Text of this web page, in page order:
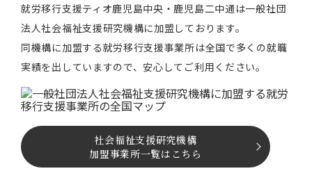
就労移⾏⽀援ティオ⿅児島中央・鹿児島二中通は⼀般社団
法⼈社会福祉⽀援研究機構に加盟しております。
同機構に加盟する就労移⾏⽀援事業所は全国で多くの就職
実績を出していますので、安⼼してご利⽤ください。
社会福祉⽀援研究機構
加盟事業所一覧はこちら